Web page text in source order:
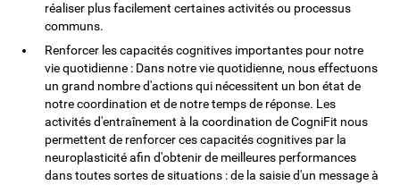
réaliser plus facilement certaines activités ou processus
communs.
Renforcer les capacités cognitives importantes pour notre
vie quotidienne : Dans notre vie quotidienne, nous effectuons
un grand nombre d'actions qui nécessitent un bon état de
notre coordination et de notre temps de réponse. Les
activités d'entraînement à la coordination de CogniFit nous
permettent de renforcer ces capacités cognitives par la
neuroplasticité afin d'obtenir de meilleures performances
dans toutes sortes de situations : de la saisie d'un message à